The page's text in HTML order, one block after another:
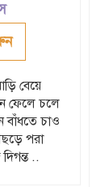
বেয়ে
ফেলে চলে
বাঁধতে চাও
পরা
..